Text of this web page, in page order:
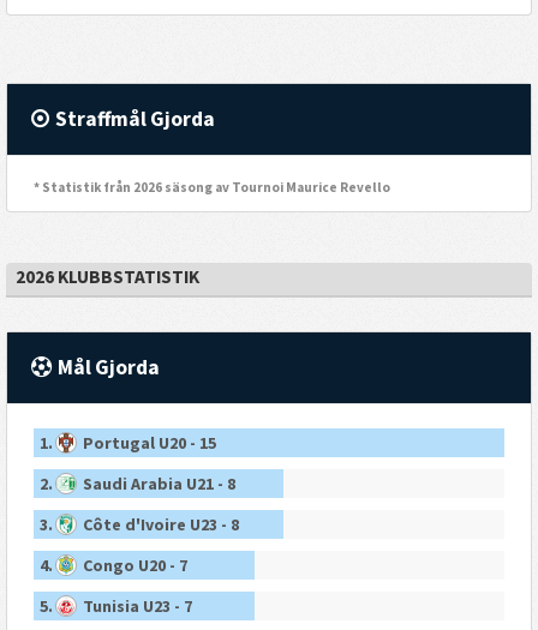
Straffmål Gjorda
* Statistik från 2026 säsong av Tournoi Maurice Revello
2026 KLUBBSTATISTIK
Mål Gjorda
1.
Portugal U20 - 15
2.
Saudi Arabia U21 - 8
3.
Côte d'Ivoire U23 - 8
4.
Congo U20 - 7
5.
Tunisia U23 - 7